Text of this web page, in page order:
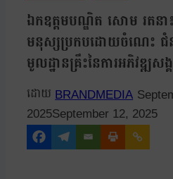
ឯកឧត្តមបណ្ឌិត សោម រតនា
មនុស្សប្រកបដោយចំណេះ
មូលដ្ឋានគ្រឹះនៃការអភិវឌ្ឍសង្
BRANDMEDIA
2025September 12, 2025